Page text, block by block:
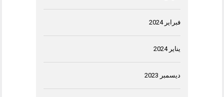
فبراير 2024
يناير 2024
ديسمبر 2023